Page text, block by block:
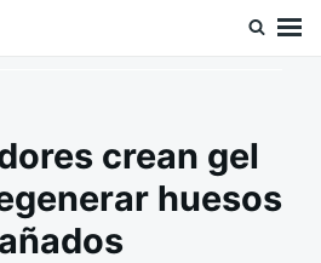
crean gel
huesos